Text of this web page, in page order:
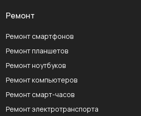
Ремонт
Ремонт смартфонов
Ремонт планшетов
Ремонт ноутбуков
Ремонт компьютеров
Ремонт смарт-часов
Ремонт электротранспорта